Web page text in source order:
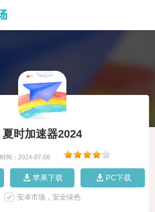
夏时加速器2024
时间：2024-07-06
苹果下载 PC下载
安卓市场，安全绿色